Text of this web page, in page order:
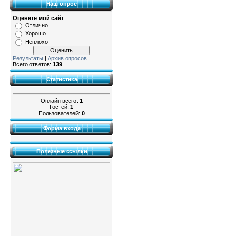
Наш опрос
Оцените мой сайт
Отлично
Хорошо
Неплохо
Результаты | Архив опросов
Всего ответов: 139
Статистика
Онлайн всего: 1
Гостей: 1
Пользователей: 0
Форма входа
Полезные ссылки